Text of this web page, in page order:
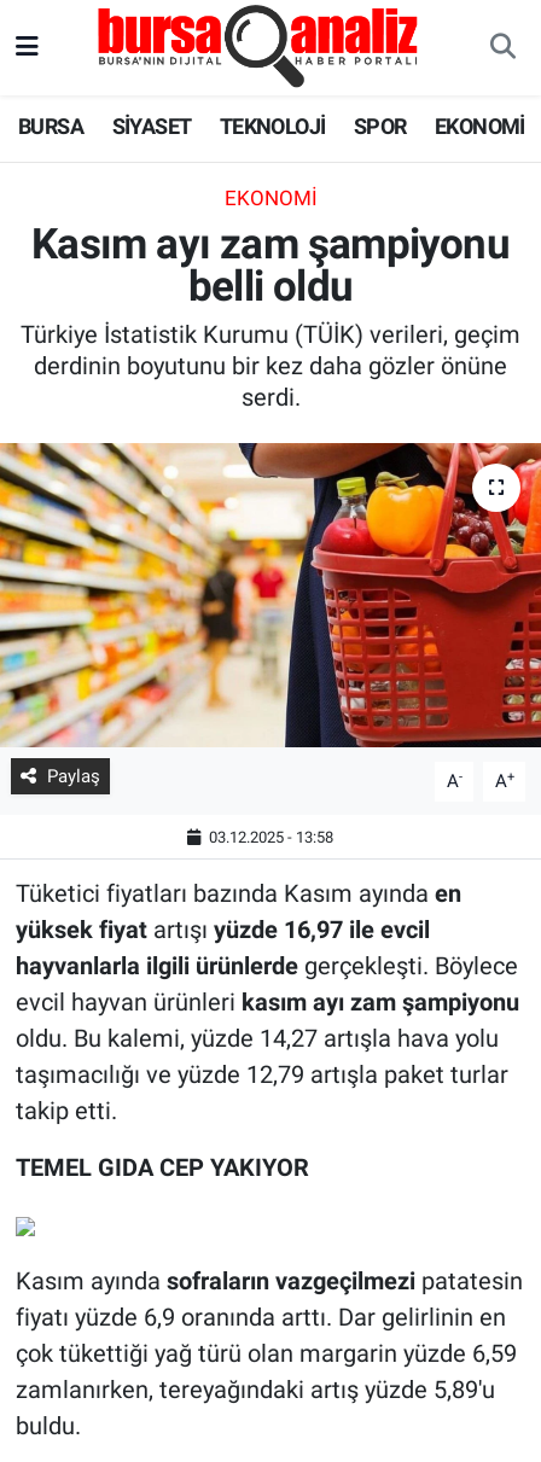
BURSA SİYASET TEKNOLOJİ SPOR EKONOMİ
EKONOMI
Kasım ayı zam şampiyonu
belli oldu
Türkiye İstatistik Kurumu (TÜİK) verileri, geçim
derdinin boyutunu bir kez daha gözler önüne
serdi.
Paylaş A- A+
03.12.2025 - 13:58
Tüketici fiyatları bazında Kasım ayında en
yüksek fiyatartışı yüzde 16,97 ile evcil
hayvanlarla ilgili ürünlerdegerçekleşti. Böylece
evcil hayvan ürünleri kasım ayı zam şampiyonu
oldu. Bu kalemi, yüzde 14,27 artışla hava yolu
taşımacılığı ve yüzde 12,79 artışla paket turlar
takip etti.
TEMEL GIDA CEP YAKIYOR
Kasım ayında sofraların vazgeçilmezipatatesin
fiyatı yüzde 6,9 oranında arttı. Dar gelirlinin en
çok tükettiği yağ türü olan margarin yüzde 6,59
zamlanırken, tereyağındaki artış yüzde 5,89'u
buldu.
EKONOMİ
ASTROLOJİ
BLOG
Süper Lig Puan Durumu ve Fikstür
Tüm Manşetler
Son Dakika Haberleri
Haber Arşivi